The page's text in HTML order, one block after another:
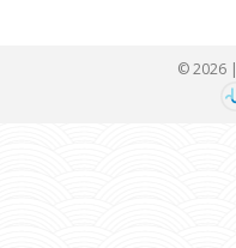
© 2026 |